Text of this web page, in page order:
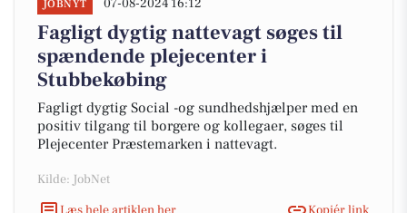
JOBNYT 07-08-2024 16:12
Fagligt dygtig nattevagt søges til
spændende plejecenter i
Stubbekøbing
Fagligt dygtig Social -og sundhedshjælper med en
positiv tilgang til borgere og kollegaer, søges til
Plejecenter Præstemarken i nattevagt.
Kilde: JobNet